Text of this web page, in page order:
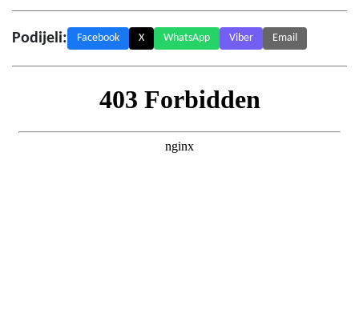
Podijeli: Facebook X WhatsApp Viber Email